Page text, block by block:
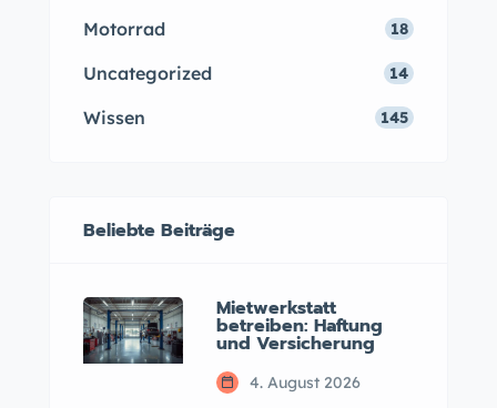
Motorrad 18
Uncategorized 14
Wissen 145
Beliebte Beiträge
Mietwerkstatt
betreiben: Haftung
und Versicherung
4. August 2026